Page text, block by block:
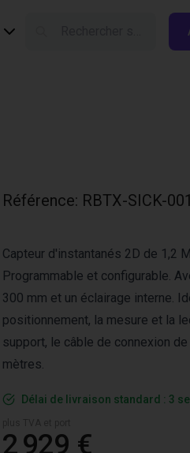
Référence: RBTX-SICK-
Capteur d'instantanés 2D de 1,2
Programmable et configurable.
300 mm et un éclairage interne.
positionnement, la mesure et la
support, le câble de connexion
mètres.
Délai de livraison standard : 3
2 929 €